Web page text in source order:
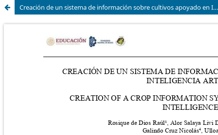
Creación de un sistema de información sobre cultivos apoyado en Inteligencia Artificial e IOT